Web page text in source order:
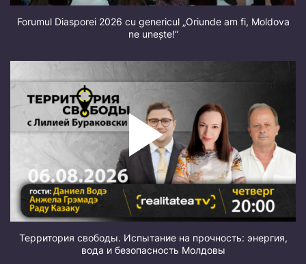
Forumul Diasporei 2026 cu genericul „Oriunde am fi, Moldova
ne unește!”
Территория свободы. Испытание на прочность: энергия,
вода и безопасность Молдовы